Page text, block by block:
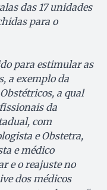
das 17 unidades
para o
para estimular as
a exemplo da
a qual
da
com
e Obstetra,
e médico
e o reajuste no
dos médicos